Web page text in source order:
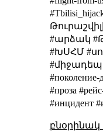
#արձակ
#ԽՍՀՄ
#միջադեպ
#проза
#инцидент
բնօրինակ